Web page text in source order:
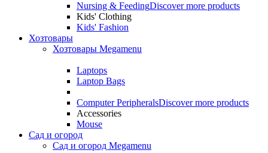
Nursing & FeedingDiscover more products
Kids' Clothing
Kids' Fashion
Хозтовары
Хозтовары Megamenu
Laptops
Laptop Bags
Computer PeripheralsDiscover more products
Accessories
Mouse
Сад и огород
Сад и огород Megamenu